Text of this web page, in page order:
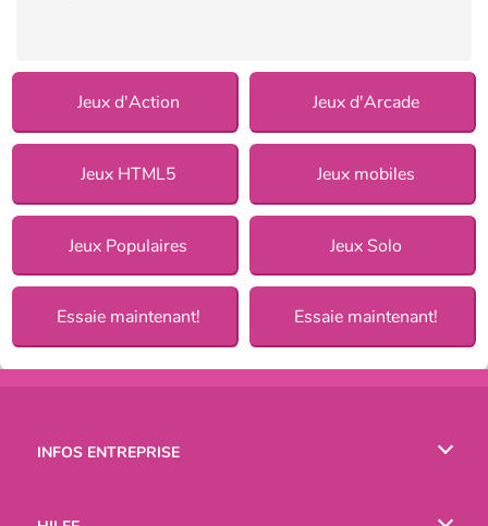
Jeux d'Action Jeux d'Arcade
Jeux HTML5 Jeux mobiles
Jeux Populaires Jeux Solo
Essaie maintenant! Essaie maintenant!
INFOS ENTREPRISE